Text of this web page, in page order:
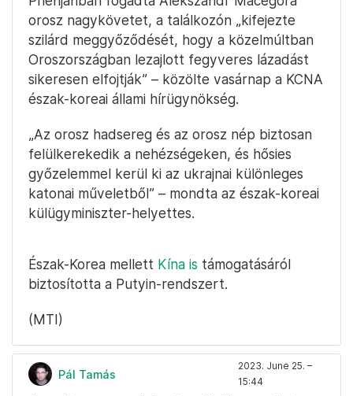
orosz nagykövetet, a találkozón „kifejezte
szilárd meggyőződését, hogy a közelmúltban
Oroszországban lezajlott fegyveres lázadást
sikeresen elfojtják” – közölte vasárnap a KCNA
észak-koreai állami hírügynökség.
„Az orosz hadsereg és az orosz nép biztosan
felülkerekedik a nehézségeken, és hősies
győzelemmel kerül ki az ukrajnai különleges
katonai műveletből” – mondta az észak-koreai
külügyminiszter-helyettes.
Észak-Korea mellett Kína is támogatásáról
biztosította a Putyin-rendszert.
(MTI)
Pál Tamás
2023. June 25. –
15:44